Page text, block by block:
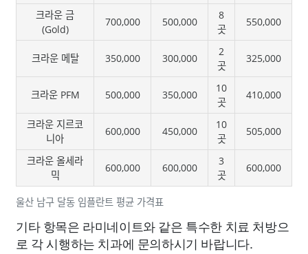
울산 남구 달동 임플란트 평균 가격표
크라운 금
(Gold)
700,000 500,000
8
곳
550,000
크라운 메탈 350,000 300,000
2
곳
325,000
크라운 PFM 500,000 350,000
10
곳
410,000
크라운 지르코
니아
600,000 450,000
10
곳
505,000
크라운 올세라
믹
600,000 600,000
3
곳
600,000
기타 항목은 라미네이트와 같은 특수한 치료 처방으
로 각 시행하는 치과에 문의하시기 바랍니다.